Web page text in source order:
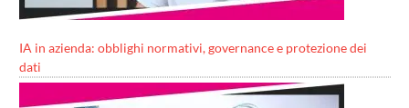
IA in azienda: obblighi normativi, governance e protezione dei
dati